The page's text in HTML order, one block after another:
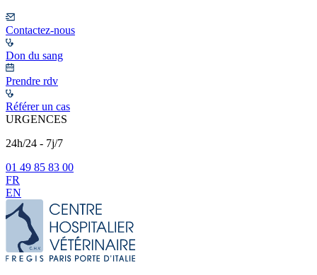
Contactez-nous
Don du sang
Prendre rdv
Référer un cas
URGENCES
24h/24 - 7j/7
01 49 85 83 00
FR
EN